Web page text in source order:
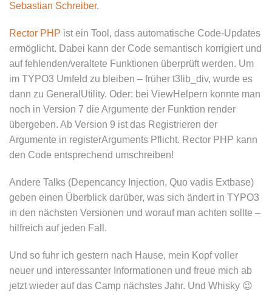
Sebastian Schreiber.
Rector PHP ist ein Tool, dass automatische Code-Updates
ermöglicht. Dabei kann der Code semantisch korrigiert und
auf fehlenden/veraltete Funktionen überprüft werden. Um
im TYPO3 Umfeld zu bleiben – früher t3lib_div, wurde es
dann zu GeneralUtility. Oder: bei ViewHelpern konnte man
noch in Version 7 die Argumente der Funktion render
übergeben. Ab Version 9 ist das Registrieren der
Argumente in registerArguments Pflicht. Rector PHP kann
den Code entsprechend umschreiben!
Andere Talks (Depencancy Injection, Quo vadis Extbase)
geben einen Überblick darüber, was sich ändert in TYPO3
in den nächsten Versionen und worauf man achten sollte –
hilfreich auf jeden Fall.
Und so fuhr ich gestern nach Hause, mein Kopf voller
neuer und interessanter Informationen und freue mich ab
jetzt wieder auf das Camp nächstes Jahr. Und Whisky 😉